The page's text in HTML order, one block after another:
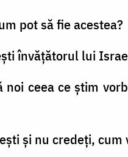
pot să fie acestea?
învăţătorul lui
noi ceea ce ştim
şi nu credeţi, cum